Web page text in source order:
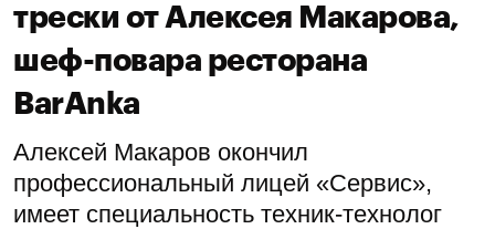
трески от Алексея Макарова,
шеф-повара ресторана
BarAnka
Алексей Макаров окончил
профессиональный лицей «Сервис»,
имеет специальность техник-технолог